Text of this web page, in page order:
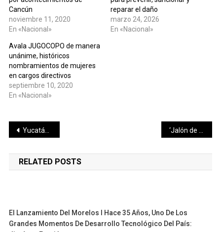
Cancún
noviembre 11, 2020
En «Nacional»
reparar el daño
marzo 24, 2026
En «Nacional»
Avala JUGOCOPO de manera
unánime, históricos
nombramientos de mujeres
en cargos directivos
septiembre 10, 2020
En «Nacional»
Navegación
de
entradas
Yucatán tendrá más apoyos internacionales para los sectores turístico y empresarial
RELATED POSTS
El Lanzamiento Del Morelos I Hace 35 Años, Uno De Los
Grandes Momentos De Desarrollo Tecnológico Del País: